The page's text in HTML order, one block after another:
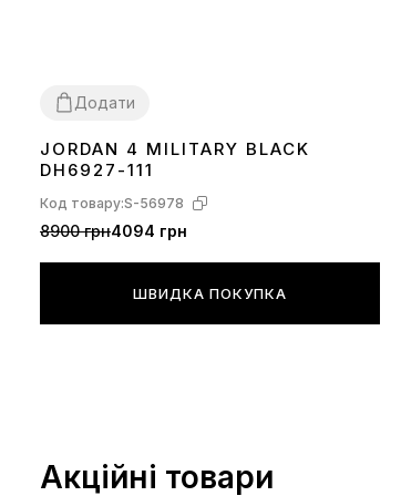
Додати
363738394041 424344
JORDAN 4 MILITARY BLACK
DH6927-111
Код товару:S-56978
8900 грн4094 грн
ШВИДКА ПОКУПКА
Акційні товари